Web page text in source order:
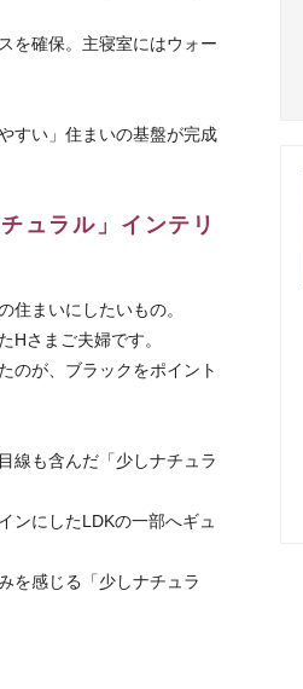
を確保。主寝室にはウォー
すい」住まいの基盤が完成
ュラル」インテリ
住まいにしたいもの。
Hさまご夫婦です。
のが、ブラックをポイント
線も含んだ「少しナチュラ
ンにしたLDKの一部へギュ
を感じる「少しナチュラ